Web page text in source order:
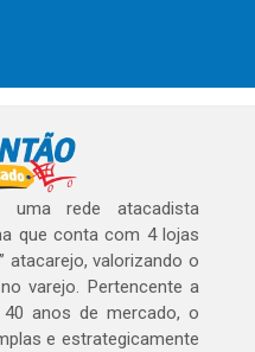
uma rede atacadista
que conta com 4 lojas
atacarejo, valorizando o
varejo. Pertencente a
anos de mercado, o
e estrategicamente